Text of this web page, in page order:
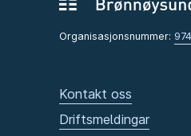
Organisasjonsnummer:
Kontakt oss
Driftsmeldingar